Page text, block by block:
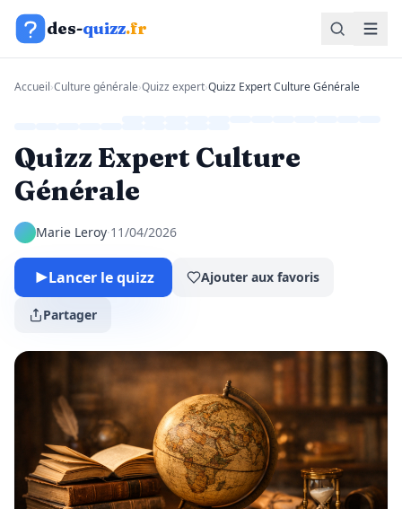
Aller au contenu
des-quizz.fr
Accueil›Culture générale›Quizz expert›Quizz Expert Culture Générale
Quizz Expert Culture
Générale
Marie Leroy·11/04/2026
Lancer le quizz Ajouter aux favoris
Partager